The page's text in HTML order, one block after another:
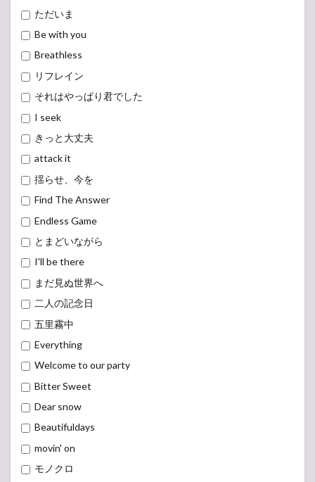
ただいま
Be with you
Breathless
リフレイン
それはやっぱり君でした
I seek
きっと大丈夫
attack it
揺らせ、今を
Find The Answer
Endless Game
とまどいながら
I'll be there
まだ見ぬ世界へ
二人の記念日
五里霧中
Everything
Welcome to our party
Bitter Sweet
Dear snow
Beautifuldays
movin' on
モノクロ